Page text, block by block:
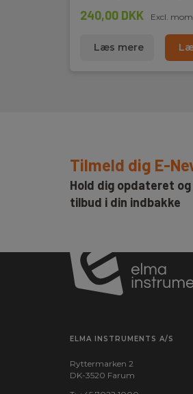
240,00 DKK Excl.
Læs mere
Tilmeld dig E-
Hold dig opdateret
tilbud i din indbakke
ELMA INSTRUMENTS A/S
Ryttermarken 2
DK-3520 Farum